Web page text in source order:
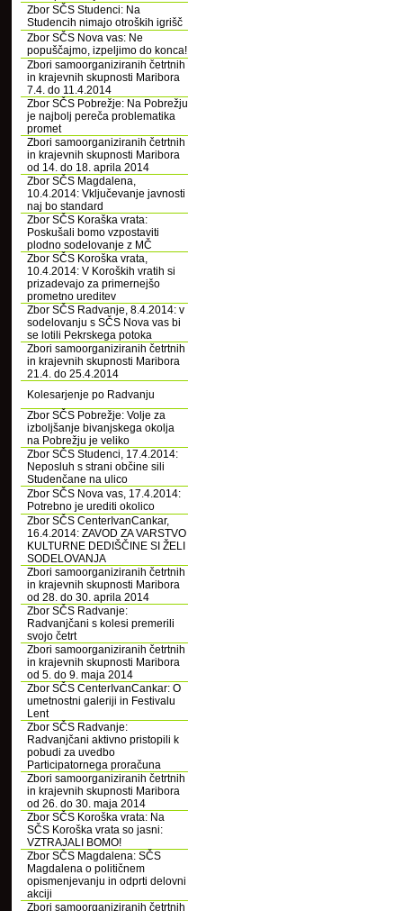
Zbor SČS Studenci: Na
Studencih nimajo otroških igrišč
Zbor SČS Nova vas: Ne
popuščajmo, izpeljimo do konca!
Zbori samoorganiziranih četrtnih
in krajevnih skupnosti Maribora
7.4. do 11.4.2014
Zbor SČS Pobrežje: Na Pobrežju
je najbolj pereča problematika
promet
Zbori samoorganiziranih četrtnih
in krajevnih skupnosti Maribora
od 14. do 18. aprila 2014
Zbor SČS Magdalena,
10.4.2014: Vključevanje javnosti
naj bo standard
Zbor SČS Koraška vrata:
Poskušali bomo vzpostaviti
plodno sodelovanje z MČ
Zbor SČS Koroška vrata,
10.4.2014: V Koroških vratih si
prizadevajo za primernejšo
prometno ureditev
Zbor SČS Radvanje, 8.4.2014: v
sodelovanju s SČS Nova vas bi
se lotili Pekrskega potoka
Zbori samoorganiziranih četrtnih
in krajevnih skupnosti Maribora
21.4. do 25.4.2014
Kolesarjenje po Radvanju
Zbor SČS Pobrežje: Volje za
izboljšanje bivanjskega okolja
na Pobrežju je veliko
Zbor SČS Studenci, 17.4.2014:
Neposluh s strani občine sili
Studenčane na ulico
Zbor SČS Nova vas, 17.4.2014:
Potrebno je urediti okolico
Zbor SČS CenterIvanCankar,
16.4.2014: ZAVOD ZA VARSTVO
KULTURNE DEDIŠČINE SI ŽELI
SODELOVANJA
Zbori samoorganiziranih četrtnih
in krajevnih skupnosti Maribora
od 28. do 30. aprila 2014
Zbor SČS Radvanje:
Radvanjčani s kolesi premerili
svojo četrt
Zbori samoorganiziranih četrtnih
in krajevnih skupnosti Maribora
od 5. do 9. maja 2014
Zbor SČS CenterIvanCankar: O
umetnostni galeriji in Festivalu
Lent
Zbor SČS Radvanje:
Radvanjčani aktivno pristopili k
pobudi za uvedbo
Participatornega proračuna
Zbori samoorganiziranih četrtnih
in krajevnih skupnosti Maribora
od 26. do 30. maja 2014
Zbor SČS Koroška vrata: Na
SČS Koroška vrata so jasni:
VZTRAJALI BOMO!
Zbor SČS Magdalena: SČS
Magdalena o političnem
opismenjevanju in odprti delovni
akciji
Zbori samoorganiziranih četrtnih